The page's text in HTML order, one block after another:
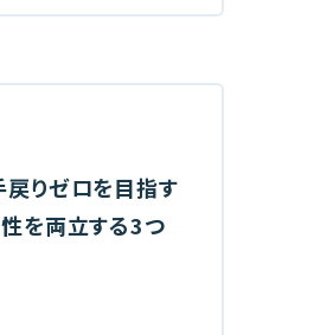
戻りゼロを目指す
を両立する3つ